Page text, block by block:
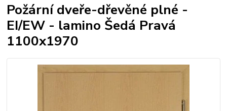
Požární dveře-dřevěné plné -
EI/EW - lamino Šedá Pravá
1100x1970